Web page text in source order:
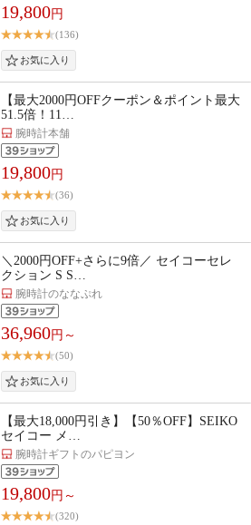
19,800円
(136)
【最大2000円OFFクーポン＆ポイント最大
51.5倍！11…
腕時計本舗
19,800円
(36)
＼2000円OFF+さらに9倍／ セイコーセレ
クション S S…
腕時計のななぷれ
36,960円～
(50)
【最大18,000円引き】【50％OFF】SEIKO
セイコー メ…
腕時計ギフトのパピヨン
19,800円～
(320)